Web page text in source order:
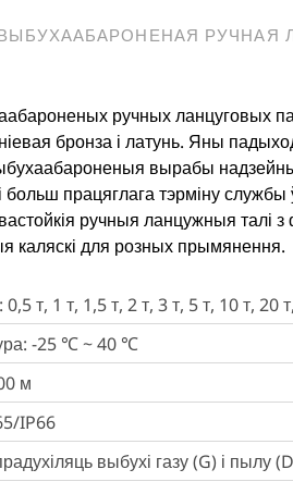
РУЧНАЯ
ручных ланцуговых
бронза і латунь. Яны
вырабы
больш працяглага тэрміну
ручныя ланцужныя талі
каляскі для розных прымянення.
т, 1 т, 1,5 т, 2 т, 3 т, 5 т, 10 т, 20
-25 ℃ ~ 40 ℃
м
IP66
выбухі газу (G) і пылу